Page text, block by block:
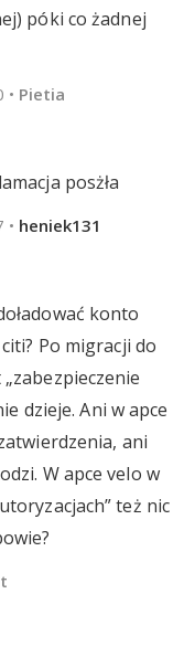
póki co żadnej
• Pietia
posżła
• heniek131
konto
Po migracji do
dzieje. Ani w apce
ani
W apce velo w
też nic